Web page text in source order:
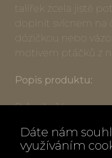
talířek zcela jistě
doplnit svícnem na
dózičkou nebo
motivem ptáčků z
Popis produktu:
Průměr: 14 cm
raženými lístky a
zlatým ptáčkem
Dáte nám
využíváním